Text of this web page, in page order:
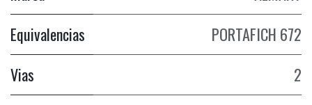
Equivalencias
PORTAFICH 672
Vias
2